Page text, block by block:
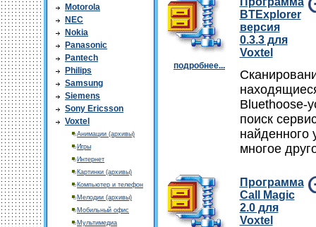
Motorola
NEC
Nokia
Panasonic
Pantech
Philips
Samsung
Siemens
Sony Ericsson
Voxtel
Анимации (архивы)
Игры
Интернет
Картинки (архивы)
Компьютер и телефон
Мелодии (архивы)
Мобильный офис
Мультимедиа
подробнее...
BTExplorer
версия
0.3.3 для
Voxtel
Bluethoose-
поиск
найденного
многое
Программа
Call Magic
2.0 для
Voxtel